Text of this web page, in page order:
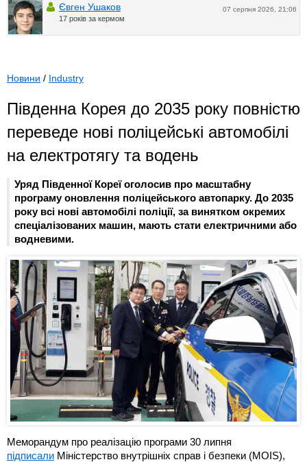
07 серпня 2026, 21:06
Євген Ушаков
17 років за кермом
Новини / Industry
Південна Корея до 2035 року повністю
переведе нові поліцейські автомобілі
на електротягу та водень
Уряд Південної Кореї оголосив про масштабну
програму оновлення поліцейського автопарку. До 2035
року всі нові автомобілі поліції, за винятком окремих
спеціалізованих машин, мають стати електричними або
водневими.
Меморандум про реалізацію програми 30 липня
підписали Міністерство внутрішніх справ і безпеки (MOIS),